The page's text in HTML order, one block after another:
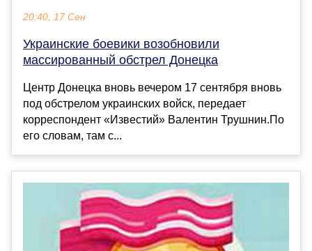
20:40, 17 Сен
Украинские боевики возобновили
массированный обстрел Донецка
Центр Донецка вновь вечером 17 сентября вновь
под обстрелом украинских войск, передает
корреспондент «Известий» Валентин Трушнин.По
его словам, там с...